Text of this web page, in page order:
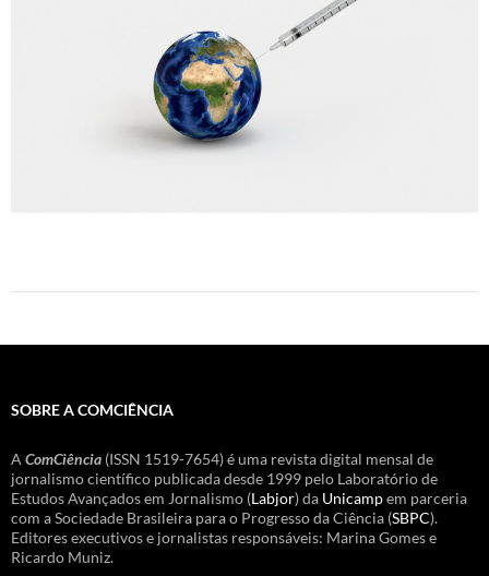
SOBRE A COMCIÊNCIA
A ComCiência (ISSN 1519-7654) é uma revista digital mensal de
jornalismo científico publicada desde 1999 pelo Laboratório de
Estudos Avançados em Jornalismo (Labjor) da Unicampem parceria
com a Sociedade Brasileira para o Progresso da Ciência (SBPC).
Editores executivos e jornalistas responsáveis: Marina Gomes e
Ricardo Muniz.